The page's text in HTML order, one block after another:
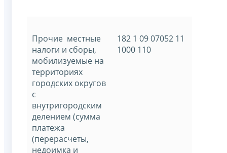
Прочие местные
налоги и сборы,
мобилизуемые на
территориях
городских округов
с
внутригородским
делением (сумма
платежа
(перерасчеты,
недоимка и
182 1 09 07052 11
1000 110